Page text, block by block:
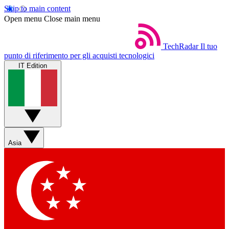
Skip to main content
Open menu Close main menu
TechRadar Il tuo
punto di riferimento per gli acquisti tecnologici
IT Edition
Asia